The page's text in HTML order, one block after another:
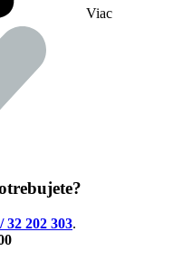
Viac
32 202 303.